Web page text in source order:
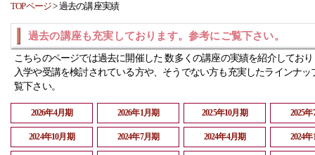
TOPページ>過去の講座実績
過去の講座も充実しております。参考にご覧下さい。
こちらのページでは過去に開催した 数多くの講座の実績を紹介してお
入学や受講を検討されている方や、そうでない方も充実したラインナッ
覧下さい。
2026年4月期 2026年1月期 2025年10月期 2025
2024年10月期 2024年7月期 2024年4月期 2024